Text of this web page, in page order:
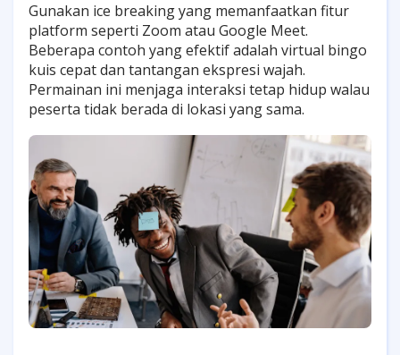
Gunakan ice breaking yang memanfaatkan fitur
platform seperti Zoom atau Google Meet.
Beberapa contoh yang efektif adalah virtual bingo
kuis cepat dan tantangan ekspresi wajah.
Permainan ini menjaga interaksi tetap hidup walau
peserta tidak berada di lokasi yang sama.